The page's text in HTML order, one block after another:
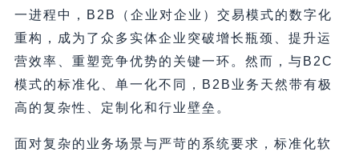
一进程中，B2B（企业对企业）交易模式的数字化
重构，成为了众多实体企业突破增长瓶颈、提升运
营效率、重塑竞争优势的关键一环。然而，与B2C
模式的标准化、单一化不同，B2B业务天然带有极
高的复杂性、定制化和行业壁垒。
面对复杂的业务场景与严苛的系统要求，标准化软